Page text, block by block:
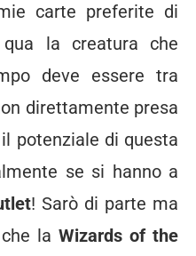
carte preferite di
qua la creatura che
deve essere tra
direttamente presa
potenziale di questa
se si hanno a
! Sarò di parte ma
la Wizards of the